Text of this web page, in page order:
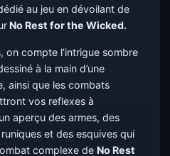
au jeu en dévoilant de
No Rest for the Wicked.
on compte l’intrigue sombre
à la main d’une
ainsi que les combats
vos reflexes à
aperçu des armes, des
et des esquives qui
complexe de No Rest